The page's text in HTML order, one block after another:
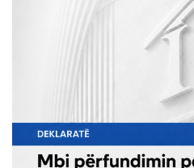
të enteve kryesore
të bashkive apo
në nivel lokal e bën të
interesit midis
dispozicion.
të gjitha detajet e
kufizues synon të
maturia insitucionale.